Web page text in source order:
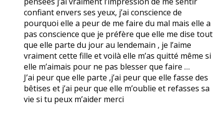
confiant envers ses yeux, j’ai conscience de
pourquoi elle a peur de me faire du mal mais elle a
pas conscience que je préfère que elle me dise tout
que elle parte du jour au lendemain , je l’aime
vraiment cette fille et voilà elle m’as quitté même si
elle m’aimais pour ne pas blesser que faire …
J’ai peur que elle parte ,j’ai peur que elle fasse des
bêtises et j’ai peur que elle m’oublie et refasses sa
vie si tu peux m’aider merci